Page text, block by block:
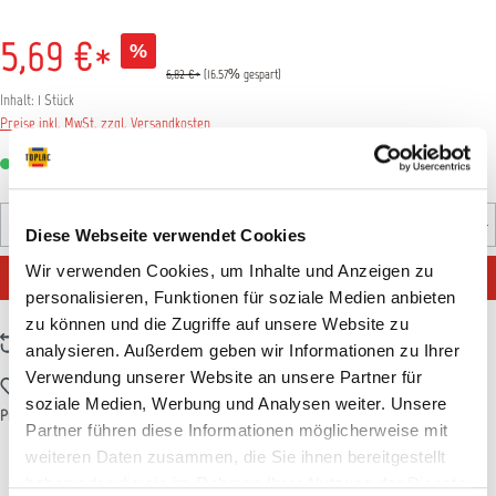
Diese Webseite verwendet Cookies
Wir verwenden Cookies, um Inhalte und Anzeigen zu
personalisieren, Funktionen für soziale Medien anbieten
zu können und die Zugriffe auf unsere Website zu
analysieren. Außerdem geben wir Informationen zu Ihrer
Verwendung unserer Website an unsere Partner für
soziale Medien, Werbung und Analysen weiter. Unsere
Partner führen diese Informationen möglicherweise mit
weiteren Daten zusammen, die Sie ihnen bereitgestellt
5,69 €* %
6,82 €* (16.57% gespart)
Inhalt: 1 Stück
Preise inkl. MwSt. zzgl. Versandkosten
Sofort verfügbar, Lieferzeit: 1-3 Tage
Produkt Anzahl: Gib den gewünschten Wert ein oder
Stück
IN DEN WARENKORB
Zum Vergleich hinzufügen
Zum Merkzettel hinzufügen
Produktnummer:SCHU50034